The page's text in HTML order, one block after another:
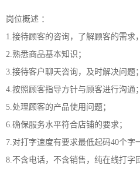
岗位概述 ：
1.接待顾客的咨询，了解顾客的需求
2.熟悉商品基本知识；
3.接待客户聊天咨询，及时解决问题
4.按照顾客指导方针与顾客进行沟通
5.处理顾客的产品使用问题；
6.确保服务水平符合店铺的要求；
7.对打字速度有要求最低起码40个字
8.不含电话，不含销售，纯在线打字